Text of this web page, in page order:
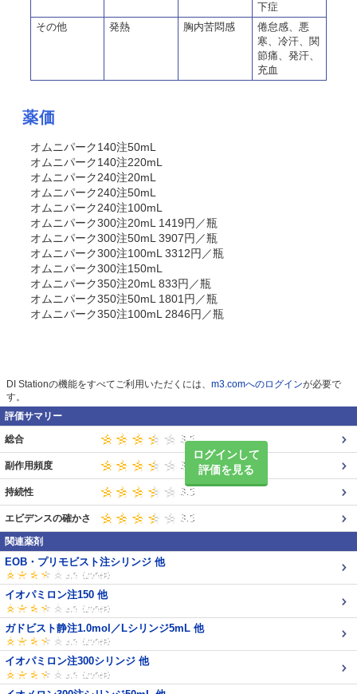
下症
その他
発熱 胸内苦悶感
倦怠感、悪
寒、冷汗、関
節痛、発汗、
充血
薬価
オムニパーク140注50mL
オムニパーク140注220mL
オムニパーク240注20mL
オムニパーク240注50mL
オムニパーク240注100mL
オムニパーク300注20mL 1419円／瓶
オムニパーク300注50mL 3907円／瓶
オムニパーク300注100mL 3312円／瓶
オムニパーク300注150mL
オムニパーク350注20mL 833円／瓶
オムニパーク350注50mL 1801円／瓶
オムニパーク350注100mL 2846円／瓶
DI Stationの機能をすべてご利用いただくには、 m3.comへのログインが必要で
す。
評価サマリー
ログインして
評価を見る
総合
副作用頻度
持続性
エビデンスの確かさ
関連薬剤
EOB・プリモビスト注シリンジ 他
イオパミロン注150 他
ガドビスト静注1.0mol／Lシリンジ5mL 他
イオパミロン注300シリンジ 他